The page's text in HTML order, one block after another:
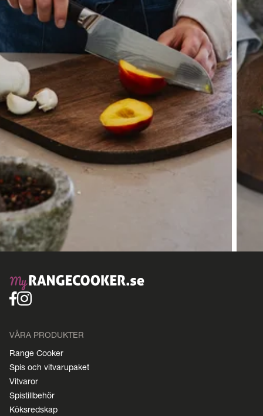
VÅRA PRODUKTER
Range Cooker
Spis och vitvarupaket
Vitvaror
Spistillbehör
Köksredskap